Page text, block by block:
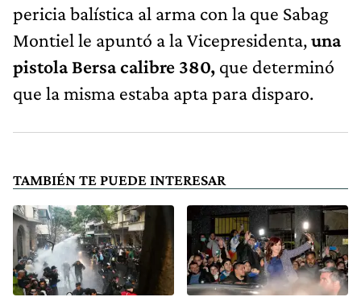
pericia balística al arma con la que Sabag
Montiel le apuntó a la Vicepresidenta,una
pistola Bersa calibre 380, que determinó
que la misma estaba apta para disparo.
TAMBIÉN TE PUEDE INTERESAR